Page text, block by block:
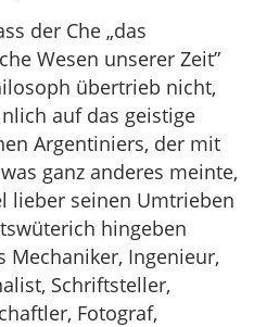
der Che „das
Wesen unserer Zeit”
übertrieb nicht,
auf das geistige
Argentiniers, der mit
ganz anderes meinte,
lieber seinen Umtrieben
hingeben
Mechaniker, Ingenieur,
Schriftsteller,
Fotograf,